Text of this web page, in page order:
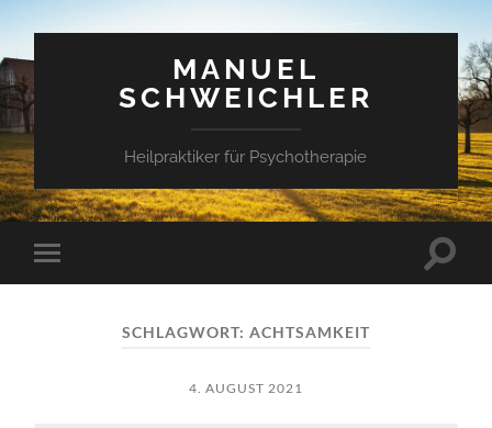
MANUEL
SCHWEICHLER
Heilpraktiker für Psychotherapie
Mobile-
Menü
SCHLAGWORT: ACHTSAMKEIT
4. AUGUST 2021